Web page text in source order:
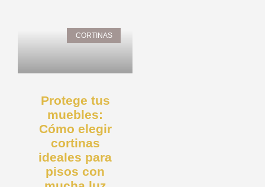
CORTINAS
Protege tus
muebles:
Cómo elegir
cortinas
ideales para
pisos con